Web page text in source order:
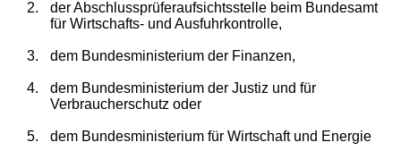
2.
der Abschlussprüferaufsichtsstelle beim Bundesamt
für Wirtschafts- und Ausfuhrkontrolle,
3. dem Bundesministerium der Finanzen,
4.
dem Bundesministerium der Justiz und für
Verbraucherschutz oder
5. dem Bundesministerium für Wirtschaft und Energie